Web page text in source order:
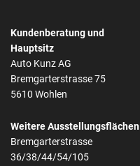
Kundenberatung und
Hauptsitz
Auto Kunz AG
Bremgarterstrasse 75
5610 Wohlen
Weitere Ausstellungsflächen
Bremgarterstrasse
36/38/44/54/105